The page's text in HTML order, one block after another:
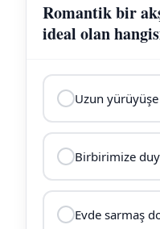
Romantik bir
ideal olan
Uzun yürüyüşe
Birbirimize
Evde sarmaş